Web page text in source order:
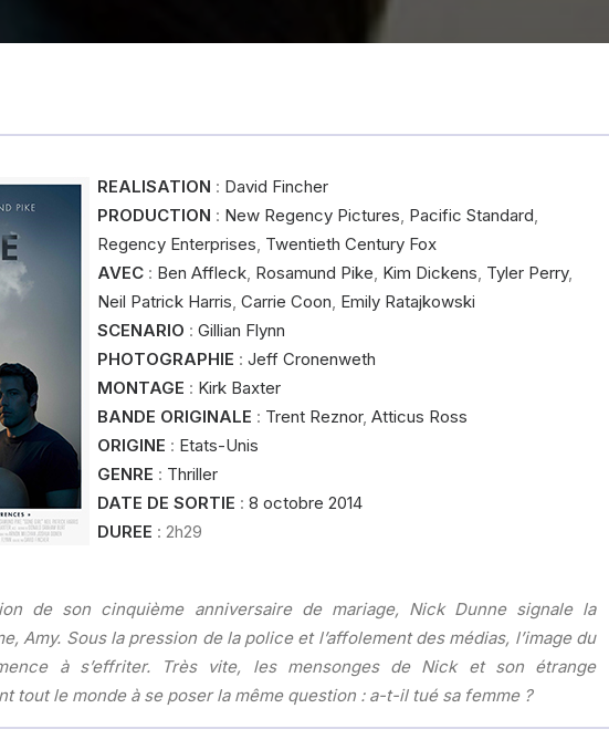
REALISATION : David Fincher
PRODUCTION : New Regency Pictures, Pacific Standard,
Regency Enterprises, Twentieth Century Fox
AVEC : Ben Affleck, Rosamund Pike, Kim Dickens, Tyler Perry,
Neil Patrick Harris, Carrie Coon, Emily Ratajkowski
SCENARIO : Gillian Flynn
PHOTOGRAPHIE : Jeff Cronenweth
MONTAGE : Kirk Baxter
BANDE ORIGINALE : Trent Reznor, Atticus Ross
ORIGINE : Etats-Unis
GENRE : Thriller
DATE DE SORTIE : 8 octobre 2014
DUREE : 2h29
de son cinquième anniversaire de mariage, Nick Dunne signale la
Amy. Sous la pression de la police et l’affolement des médias, l’image du
à s’effriter. Très vite, les mensonges de Nick et son étrange
tout le monde à se poser la même question : a-t-il tué sa femme ?